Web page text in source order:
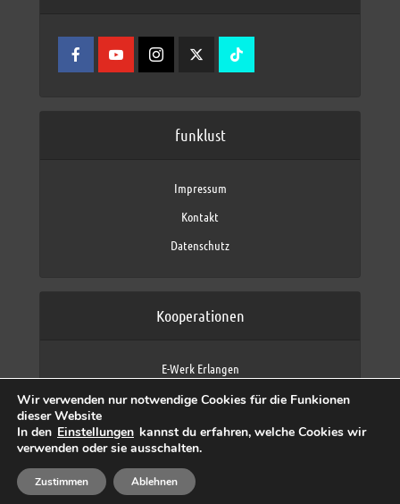
funklust
Impressum
Kontakt
Datenschutz
Kooperationen
E-Werk Erlangen
Fraunhofer IIS
max neo (AFK max)
Copyright © 2026 by funklust, FAU
Wir verwenden nur notwendige Cookies für die Funkionen
dieser Website
In den Einstellungen kannst du erfahren, welche Cookies wir
verwenden oder sie ausschalten.
Zustimmen Ablehnen